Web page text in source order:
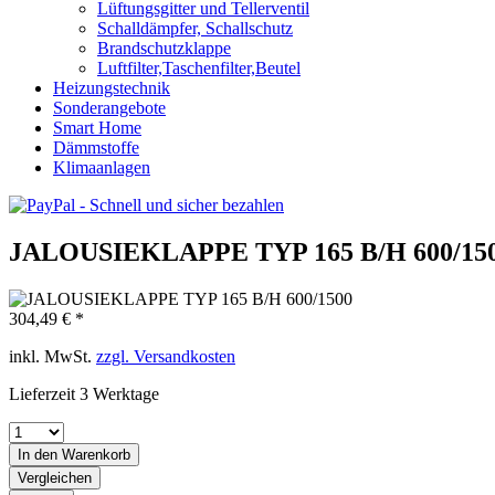
Lüftungsgitter und Tellerventil
Schalldämpfer, Schallschutz
Brandschutzklappe
Luftfilter,Taschenfilter,Beutel
Heizungstechnik
Sonderangebote
Smart Home
Dämmstoffe
Klimaanlagen
JALOUSIEKLAPPE TYP 165 B/H 600/
304,49 € *
inkl. MwSt. zzgl. Versandkosten
Lieferzeit 3 Werktage
In den Warenkorb
Vergleichen